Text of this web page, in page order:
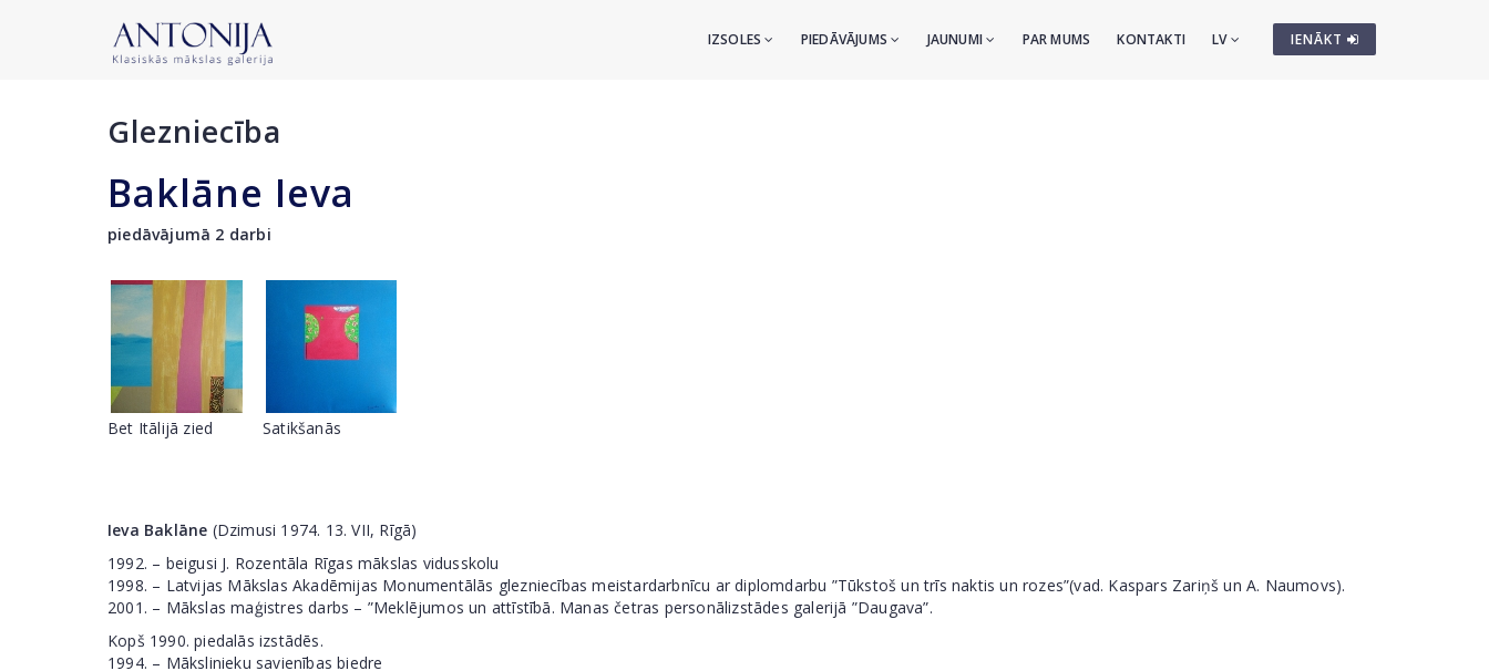
IENĀKT
IZSOLES PIEDĀVĀJUMS JAUNUMI PAR MUMS KONTAKTI LV
Glezniecība
Baklāne Ieva
piedāvājumā 2 darbi
Bet Itālijā zied Satikšanās
Ieva Baklāne (Dzimusi 1974. 13. VII, Rīgā)
1992. – beigusi J. Rozentāla Rīgas mākslas vidusskolu
1998. – Latvijas Mākslas Akadēmijas Monumentālās glezniecības meistardarbnīcu ar diplomdarbu ”Tūkstoš un trīs naktis un rozes”(vad. Kaspars Zariņš un A. Naumovs).
2001. – Mākslas maģistres darbs – ”Meklējumos un attīstībā. Manas četras personālizstādes galerijā ”Daugava”.
Kopš 1990. piedalās izstādēs.
1994. – Mākslinieku savienības biedre